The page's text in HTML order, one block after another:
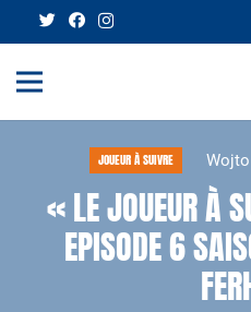
JOUEUR À SUIVRE Wojto
« LE JOUEUR À
EPISODE 6